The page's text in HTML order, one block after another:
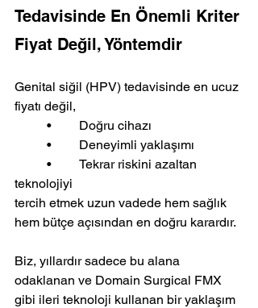
Tedavisinde En Önemli Kriter
Fiyat Değil, Yöntemdir
Genital siğil (HPV) tedavisinde en ucuz
fiyatı değil,
	•	Doğru cihazı
	•	Deneyimli yaklaşımı
teknolojiyi
tercih etmek uzun vadede hem sağlık
hem bütçe açısından en doğru karardır.
Biz, yıllardır sadece bu alana
odaklanan ve Domain Surgical FMX
gibi ileri teknoloji kullanan bir yaklaşım